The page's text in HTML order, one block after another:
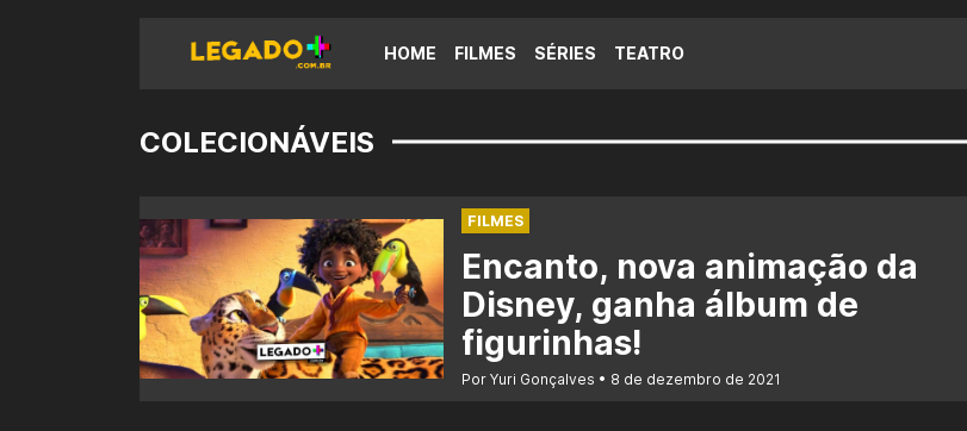
HOME FILMES SÉRIES TEATRO
COLECIONÁVEIS
FILMES
Encanto, nova animação da
Disney, ganha álbum de
figurinhas!
Por Yuri Gonçalves 8 de dezembro de 2021